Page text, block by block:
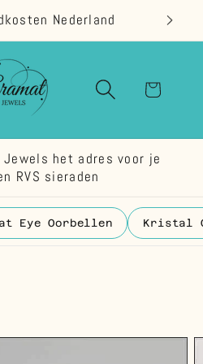
Nederland
het adres voor je
RVS sieraden
Eye Oorbellen Kristal